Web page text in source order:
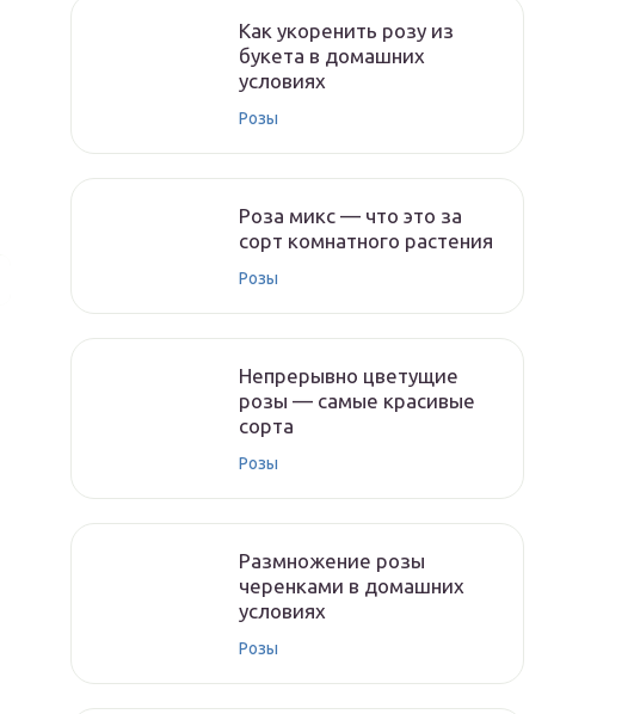
Как укоренить розу из
букета в домашних
условиях
Розы
Роза микс — что это за
сорт комнатного растения
Розы
Непрерывно цветущие
розы — самые красивые
сорта
Розы
Размножение розы
черенками в домашних
условиях
Розы